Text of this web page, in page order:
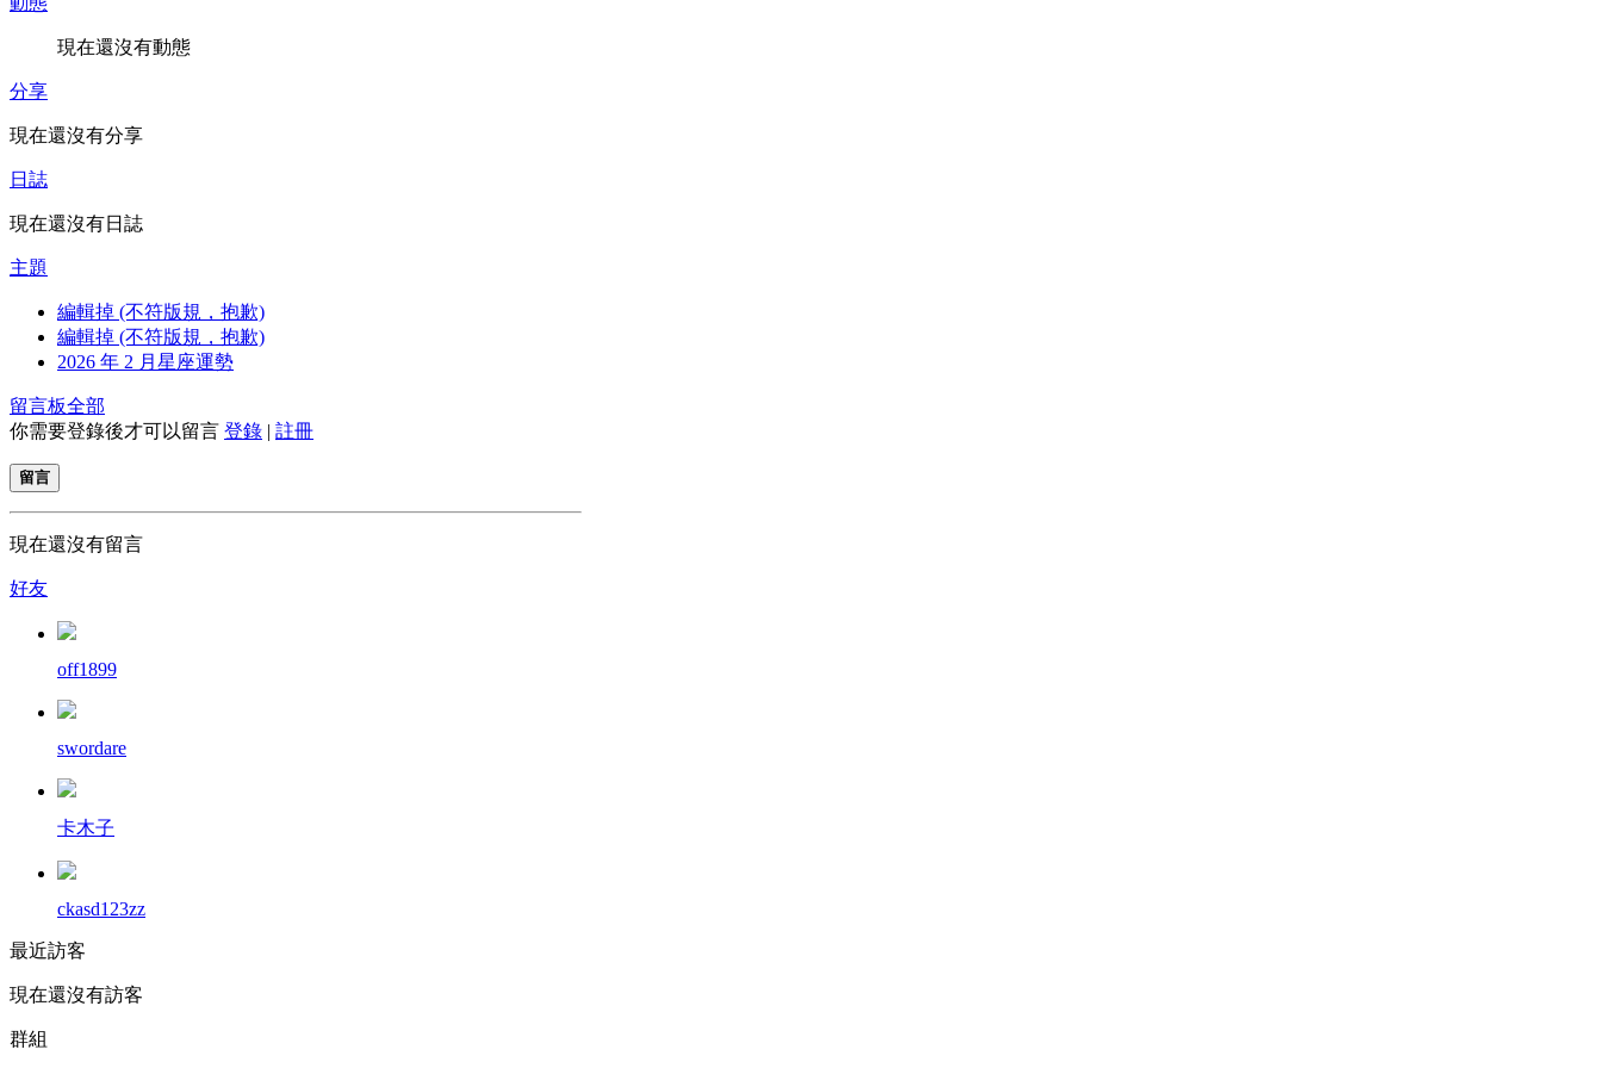
現在還沒有動態
分享
現在還沒有分享
日誌
現在還沒有日誌
主題
編輯掉 (不符版規，抱歉)
編輯掉 (不符版規，抱歉)
2026 年 2 月星座運勢
留言板全部
你需要登錄後才可以留言 登錄 | 註冊
留言
現在還沒有留言
好友
off1899
swordare
卡木子
ckasd123zz
最近訪客
現在還沒有訪客
群組